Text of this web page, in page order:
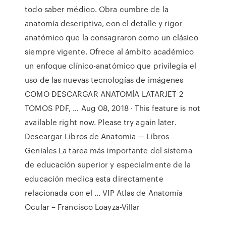
todo saber médico. Obra cumbre de la
anatomía descriptiva, con el detalle y rigor
anatómico que la consagraron como un clásico
siempre vigente. Ofrece al ámbito académico
un enfoque clínico-anatómico que privilegia el
uso de las nuevas tecnologías de imágenes
COMO DESCARGAR ANATOMÍA LATARJET 2
TOMOS PDF, … Aug 08, 2018 · This feature is not
available right now. Please try again later.
Descargar Libros de Anatomia — Libros
Geniales La tarea más importante del sistema
de educación superior y especialmente de la
educación medica esta directamente
relacionada con el … VIP Atlas de Anatomía
Ocular – Francisco Loayza-Villar